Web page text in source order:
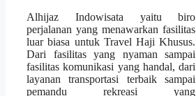
Alhijaz Indowisata yaitu biro
perjalanan yang menawarkan fasilitas
luar biasa untuk Travel Haji Khusus.
Dari fasilitas yang nyaman sampai
fasilitas komunikasi yang handal, dari
layanan transportasi terbaik sampai
pemandu rekreasi yang